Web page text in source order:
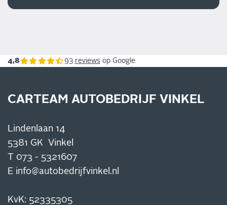
4,8 93 reviews op Google
CARTEAM AUTOBEDRIJF VINKEL
Lindenlaan 14
5381 GK Vinkel
T 073 - 5321607
E info@autobedrijfvinkel.nl
KvK: 52335305